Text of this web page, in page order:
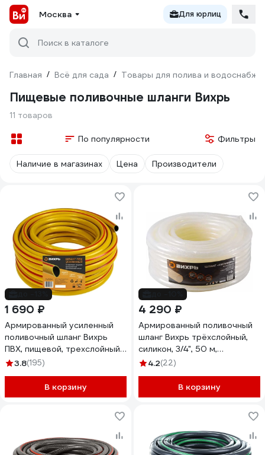
Москва Для юрлиц
Поиск в каталоге
Главная / Всё для сада / Товары для полива и
Пищевые поливочные шланги Вихрь
11 товаров
По популярности Фильтры
Наличие в магазинах Цена Производители
1 690 ₽
Армированный усиленный
поливочный шланг Вихрь
ПВХ, пищевой, трехслойный,
3/4", 25 м, жёлтый 73/7/2/4
3.8(195)
В корзину
4 290 ₽
Армированный поливочный
шланг Вихрь трёхслойный,
силикон, 3/4", 50 м,
прозрачный 73/7/2/32
4.2(22)
В корзину